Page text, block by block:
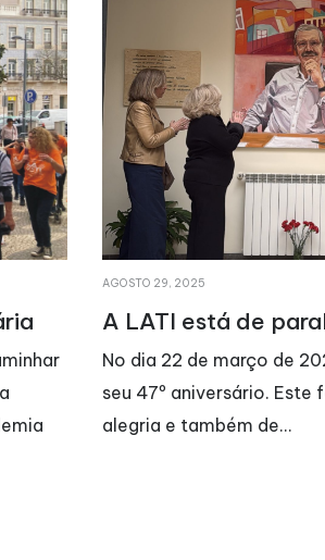
o
de
MAIO 11, 2026
Convocatória
Ordinária 31-
Relatório de
A Assembleia Geral